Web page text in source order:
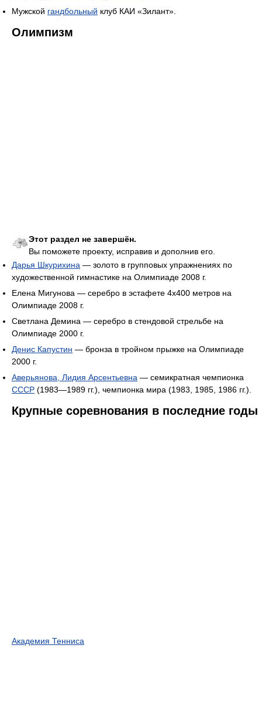
Мужской гандбольный клуб КАИ «Зилант».
Олимпизм
Этот раздел не завершён.
Вы поможете проекту, исправив и дополнив его.
Дарья Шкурихина — золото в групповых упражнениях по
художественной гимнастике на Олимпиаде 2008 г.
Елена Мигунова — серебро в эстафете 4х400 метров на
Олимпиаде 2008 г.
Светлана Демина — серебро в стендовой стрельбе на
Олимпиаде 2000 г.
Денис Капустин — бронза в тройном прыжке на Олимпиаде
2000 г.
Аверьянова, Лидия Арсентьевна — семикратная чемпионка
СССР (1983—1989 гг.), чемпионка мира (1983, 1985, 1986 гг.).
Крупные соревнования в последние годы
Академия Тенниса